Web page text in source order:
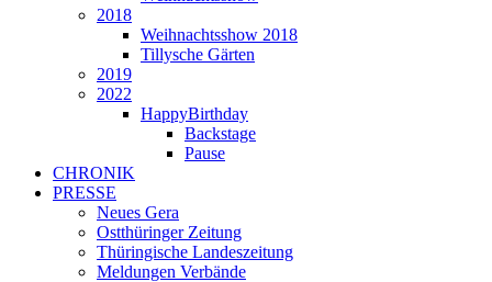
2018
Weihnachtsshow 2018
Tillysche Gärten
2019
2022
HappyBirthday
Backstage
Pause
CHRONIK
PRESSE
Neues Gera
Ostthüringer Zeitung
Thüringische Landeszeitung
Meldungen Verbände